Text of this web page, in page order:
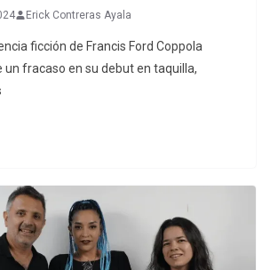
Erick Contreras Ayala
ficción de Francis Ford Coppola
un fracaso en su debut en taquilla,